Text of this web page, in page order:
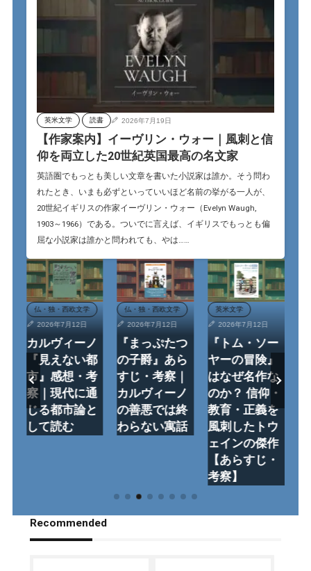
英米文学 読書 2026年7月19日
【作家案内】イーヴリン・ウォー｜風刺と信
仰を両立した20世紀英国最高の名文家
英語圏でもっとも美しい文章を書いた小説家は誰か。そう問わ
れたとき、いまも必ずといっていいほど名前の挙がる一人が、
20世紀イギリスの作家イーヴリン・ウォー（Evelyn Waugh,
1903～1966）である。ついでに言えば、イギリスでもっとも偏
屈な小説家は誰かと問われても、やは……
仏・独・西欧文学
2026年7月12日
カルヴィーノ
『見えない都
市』感想・考
察｜現代に通
じる都市論と
して読む
仏・独・西欧文学
2026年7月12日
『まっぷたつ
の子爵』あら
すじ・考察｜
カルヴィーノ
の善悪では終
わらない寓話
英米文学
2026年7月12日
『トム・ソー
ヤーの冒険』
はなぜ名作な
のか？ 信仰・
教育・正義を
風刺したトウ
ェインの傑作
【あらすじ・
考察】
Recommended